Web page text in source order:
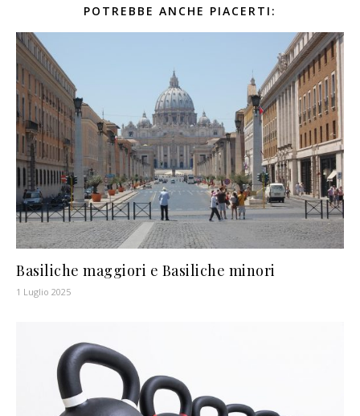
POTREBBE ANCHE PIACERTI:
Basiliche maggiori e Basiliche minori
1 Luglio 2025